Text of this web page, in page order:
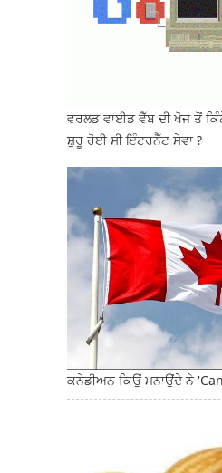
ਵਰਲਡ ਵਾਈਡ ਵੈੱਬ ਦੀ ਖੋਜ ਤੋਂ
ਸ਼ੁਰੂ ਹੋਈ ਸੀ ਇੰਟਰਨੈੱਟ ਸੇਵਾ ?
ਕਨੇਡੀਅਨ ਕਿਉਂ ਮਨਾਉਂਦੇ ਨੇ